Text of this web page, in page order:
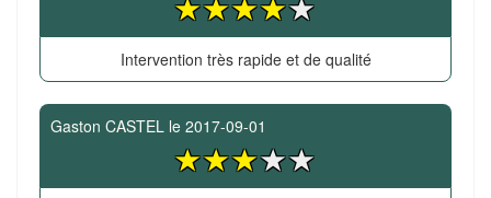
Intervention très rapide et de qualité
Gaston CASTEL le 2017-09-01